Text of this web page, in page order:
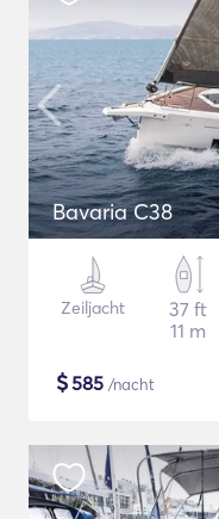
Bavaria C38
Zeiljacht
37 ft
11 m
$585 /nacht